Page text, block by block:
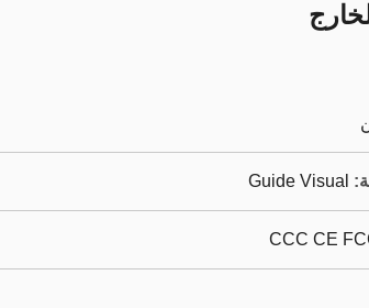
Guide Visual
CCC CE